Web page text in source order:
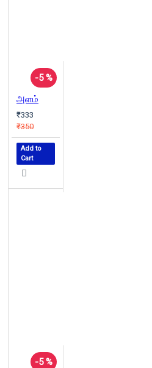
-5 %
அளம்
₹333
₹350
Add to
Cart
-5 %